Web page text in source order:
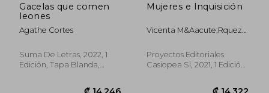
Gacelas que comen
leones
Agathe Cortes
Suma De Letras, 2022, 1
Edición, Tapa Blanda,
Mujeres e Inquisición
Vicenta M&Aacute;Rquez
Proyectos Editoriales
Casiopea Sl, 2021, 1 Edición,